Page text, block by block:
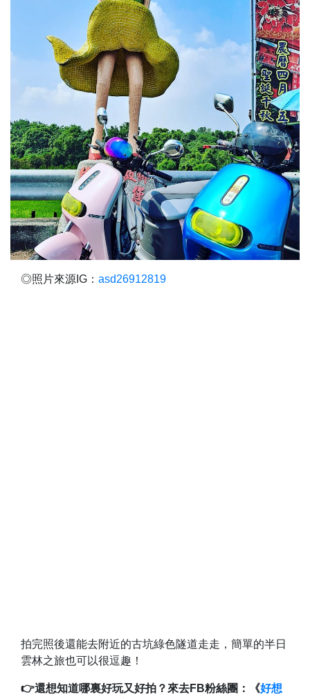
◎照片來源IG： asd26912819
拍完照後還能去附近的古坑綠色隧道走走，簡單的半日
雲林之旅也可以很逗趣！
👉還想知道哪裏好玩又好拍？來去FB粉絲團：《好想